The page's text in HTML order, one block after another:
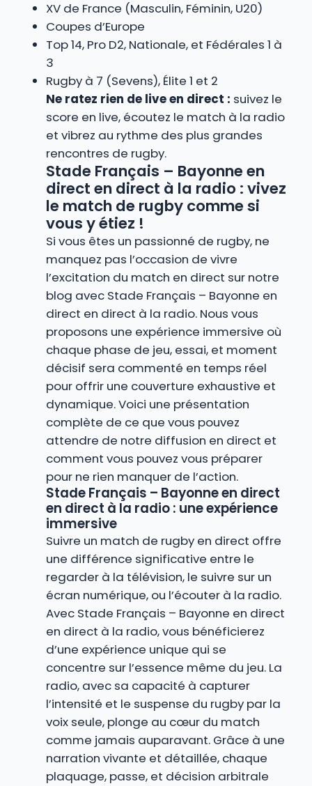
XV de France (Masculin, Féminin, U20)
Coupes d’Europe
Top 14, Pro D2, Nationale, et Fédérales 1 à
3
Rugby à 7 (Sevens), Élite 1 et 2
Ne ratez rien de live en direct : suivez le
score en live, écoutez le match à la radio
et vibrez au rythme des plus grandes
rencontres de rugby.
Stade Français – Bayonne en
direct en direct à la radio : vivez
le match de rugby comme si
vous y étiez !
Si vous êtes un passionné de rugby, ne
manquez pas l’occasion de vivre
l’excitation du match en direct sur notre
blog avec Stade Français – Bayonne en
direct en direct à la radio. Nous vous
proposons une expérience immersive où
chaque phase de jeu, essai, et moment
décisif sera commenté en temps réel
pour offrir une couverture exhaustive et
dynamique. Voici une présentation
complète de ce que vous pouvez
attendre de notre diffusion en direct et
comment vous pouvez vous préparer
pour ne rien manquer de l’action.
Stade Français – Bayonne en direct
en direct à la radio : une expérience
immersive
Suivre un match de rugby en direct offre
une différence significative entre le
regarder à la télévision, le suivre sur un
écran numérique, ou l’écouter à la radio.
Avec Stade Français – Bayonne en direct
en direct à la radio, vous bénéficierez
d’une expérience unique qui se
concentre sur l’essence même du jeu. La
radio, avec sa capacité à capturer
l’intensité et le suspense du rugby par la
voix seule, plonge au cœur du match
comme jamais auparavant. Grâce à une
narration vivante et détaillée, chaque
plaquage, passe, et décision arbitrale